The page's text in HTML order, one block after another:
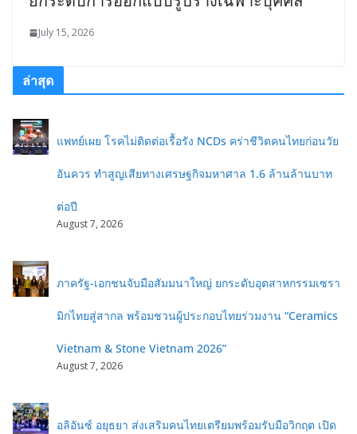
July 15, 2026
ล่าสุด
แพทย์เผย โรคไม่ติดต่อเรื้อรัง NCDs คร่าชีวิตคนไทยก่อนวัย
อันควร ทำสูญเสียทางเศรษฐกิจมหาศาล 1.6 ล้านล้านบาท
ต่อปี
August 7, 2026
ภาครัฐ-เอกชนจับมือสัมมนาใหญ่ ยกระดับอุตสาหกรรมเซรา
มิกไทยสู่สากล พร้อมชวนผู้ประกอบไทยร่วมงาน “Ceramics
Vietnam & Stone Vietnam 2026”
August 7, 2026
อลิอันซ์ อยุธยา ส่งเสริมคนไทยเตรียมพร้อมรับมือวิกฤต เปิด